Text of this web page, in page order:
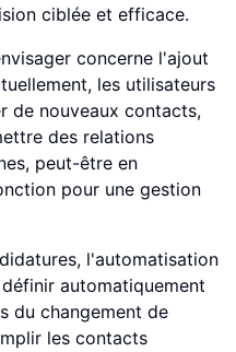
ciblée et efficace.
concerne l'ajout
les utilisateurs
de nouveaux contacts,
des relations
peut-être en
pour une gestion
l'automatisation
automatiquement
du changement de
les contacts